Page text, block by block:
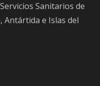
Sanitarios de
Antártida e Islas del